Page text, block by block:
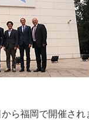
ら福岡で開催され